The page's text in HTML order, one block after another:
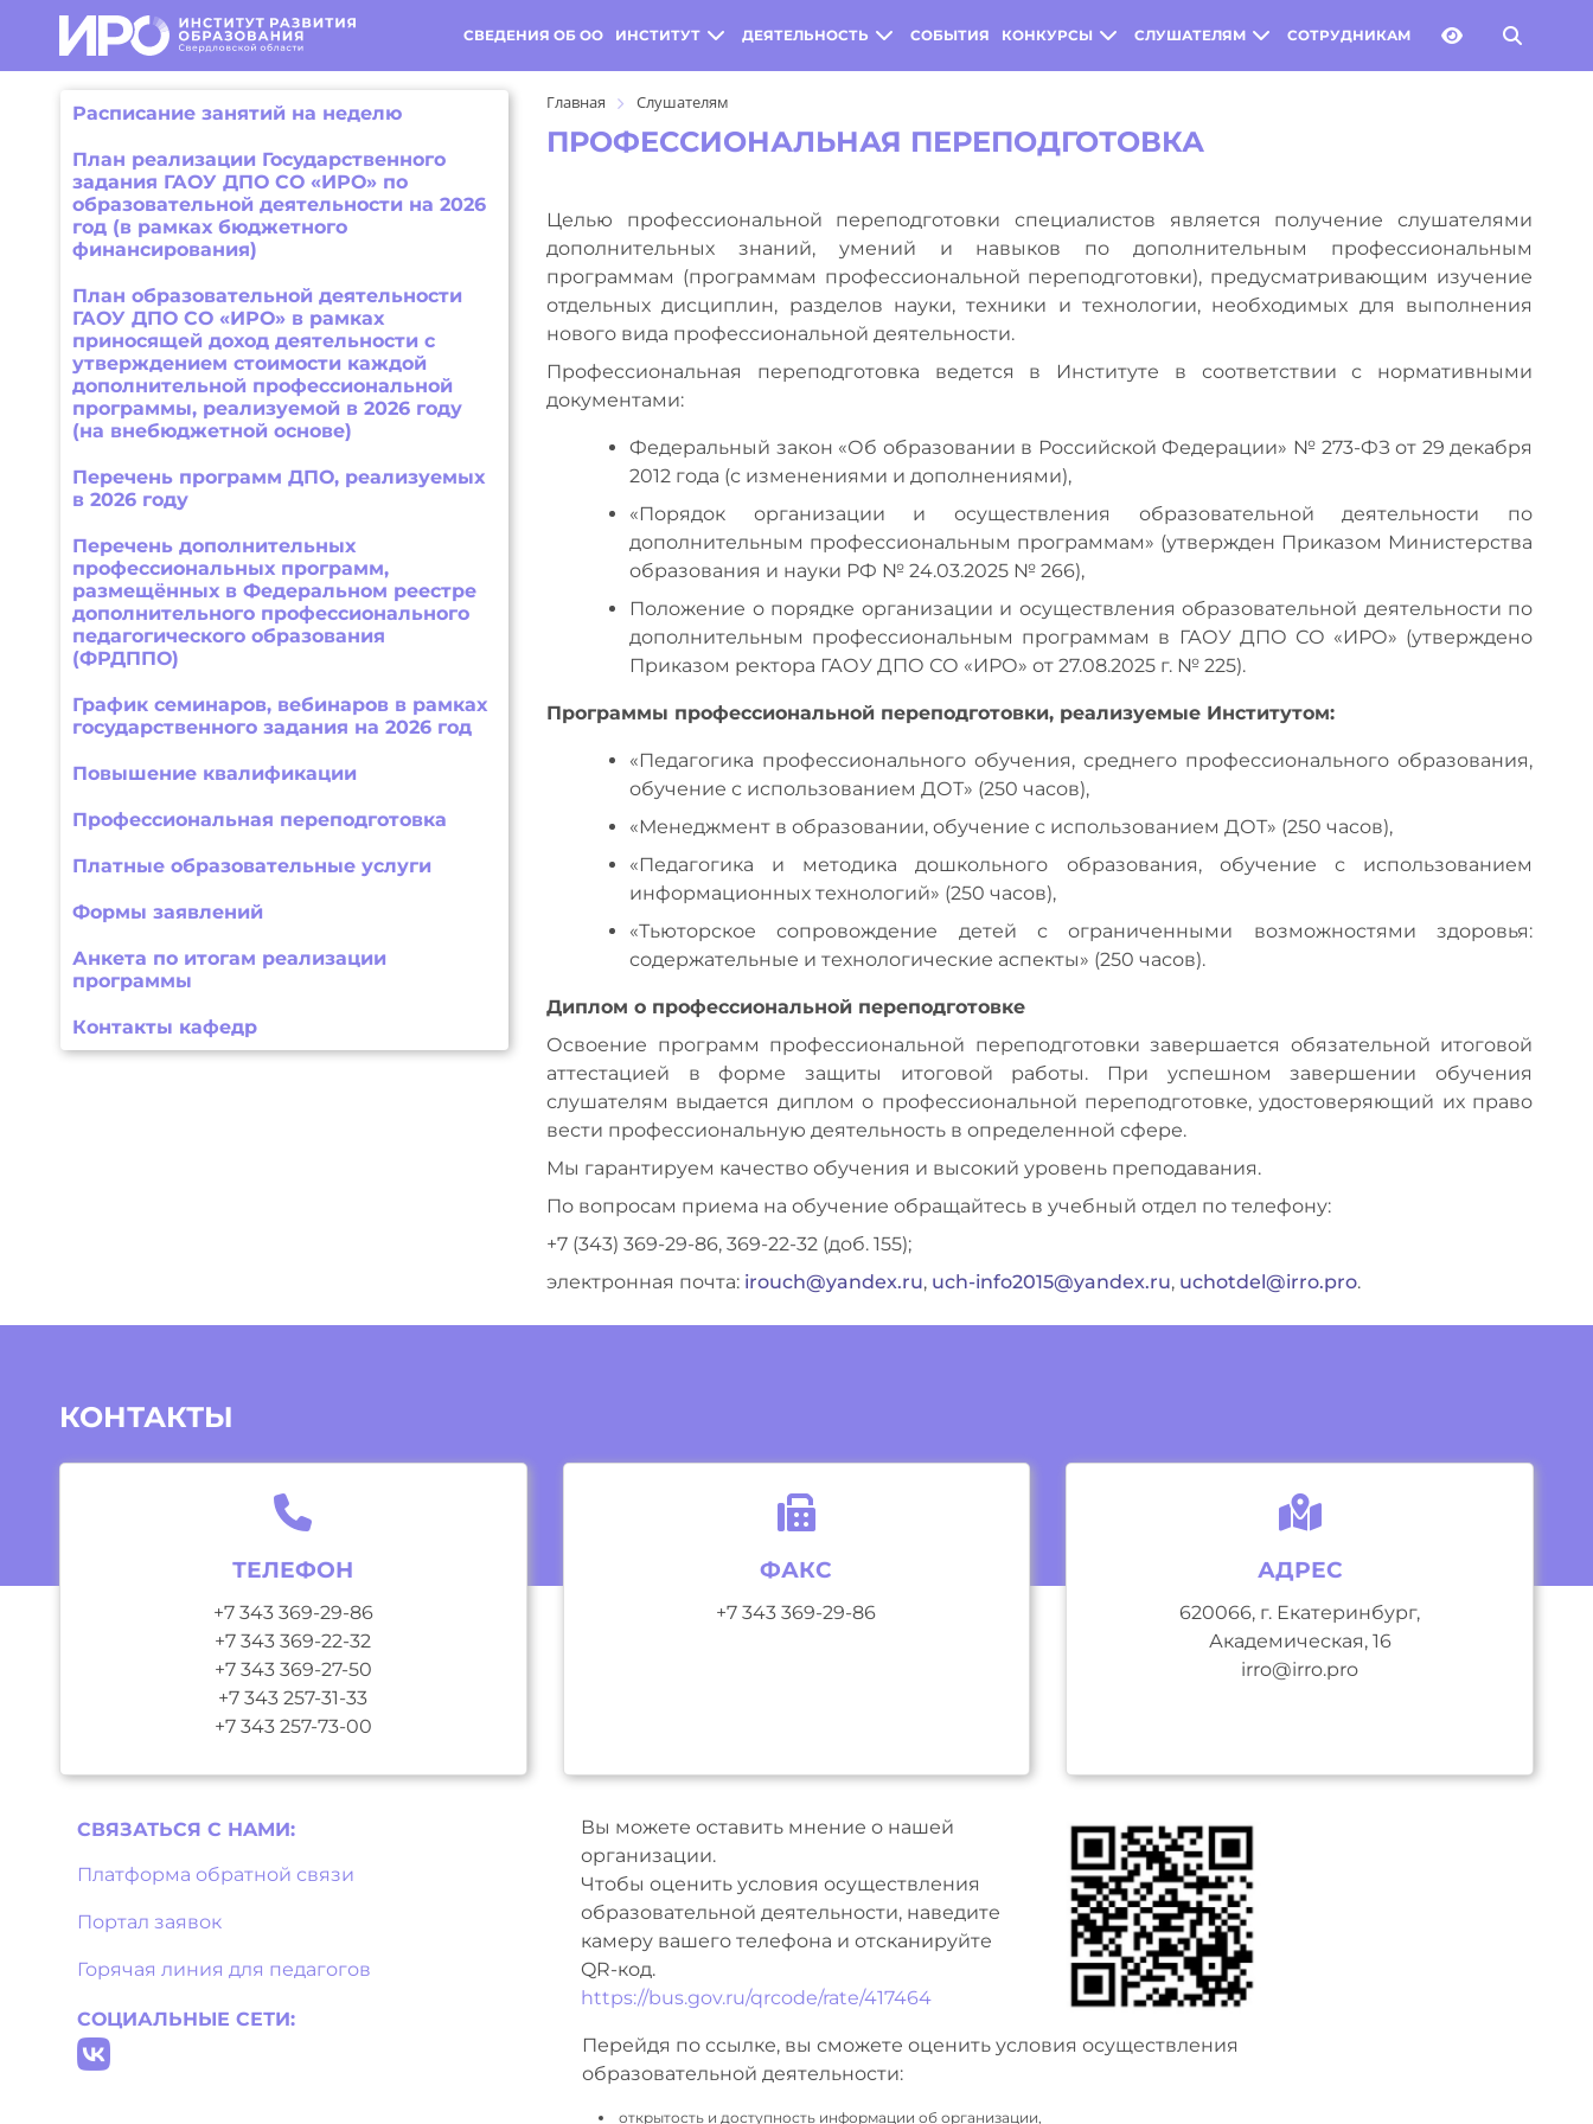
СВЕДЕНИЯ ОБ ОО ИНСТИТУТ ДЕЯТЕЛЬНОСТЬ СОБЫТИЯ КОНКУРСЫ СЛУШАТЕЛЯМ СОТРУДНИКАМ
Расписание занятий на неделю
План реализации Государственного
задания ГАОУ ДПО СО «ИРО» по
образовательной деятельности на 2026
год (в рамках бюджетного
финансирования)
План образовательной деятельности
ГАОУ ДПО СО «ИРО» в рамках
приносящей доход деятельности с
утверждением стоимости каждой
дополнительной профессиональной
программы, реализуемой в 2026 году
(на внебюджетной основе)
Перечень программ ДПО, реализуемых
в 2026 году
Перечень дополнительных
профессиональных программ,
размещённых в Федеральном реестре
дополнительного профессионального
педагогического образования
(ФРДППО)
График семинаров, вебинаров в рамках
государственного задания на 2026 год
Повышение квалификации
Профессиональная переподготовка
Платные образовательные услуги
Формы заявлений
Анкета по итогам реализации
программы
Контакты кафедр
Главная Слушателям
ПРОФЕССИОНАЛЬНАЯ ПЕРЕПОДГОТОВКА
Целью профессиональной переподготовки специалистов является получение слушателями
дополнительных знаний, умений и навыков по дополнительным профессиональным
программам (программам профессиональной переподготовки), предусматривающим изучение
отдельных дисциплин, разделов науки, техники и технологии, необходимых для выполнения
нового вида профессиональной деятельности.
Профессиональная переподготовка ведется в Институте в соответствии с нормативными
документами:
Федеральный закон «Об образовании в Российской Федерации» № 273-ФЗ от 29 декабря
2012 года (с изменениями и дополнениями),
«Порядок организации и осуществления образовательной деятельности по
дополнительным профессиональным программам» (утвержден Приказом Министерства
образования и науки РФ № 24.03.2025 № 266),
Положение о порядке организации и осуществления образовательной деятельности по
дополнительным профессиональным программам в ГАОУ ДПО СО «ИРО» (утверждено
Приказом ректора ГАОУ ДПО СО «ИРО» от 27.08.2025 г. № 225).
Программы профессиональной переподготовки, реализуемые Институтом:
«Педагогика профессионального обучения, среднего профессионального образования,
обучение с использованием ДОТ» (250 часов),
«Менеджмент в образовании, обучение с использованием ДОТ» (250 часов),
«Педагогика и методика дошкольного образования, обучение с использованием
информационных технологий» (250 часов),
«Тьюторское сопровождение детей с ограниченными возможностями здоровья:
содержательные и технологические аспекты» (250 часов).
Диплом о профессиональной переподготовке
Освоение программ профессиональной переподготовки завершается обязательной итоговой
аттестацией в форме защиты итоговой работы. При успешном завершении обучения
слушателям выдается диплом о профессиональной переподготовке, удостоверяющий их право
вести профессиональную деятельность в определенной сфере.
Мы гарантируем качество обучения и высокий уровень преподавания.
По вопросам приема на обучение обращайтесь в учебный отдел по телефону:
+7 (343) 369-29-86, 369-22-32 (доб. 155);
электронная почта: irouch@yandex.ru, uch-info2015@yandex.ru, uchotdel@irro.pro.
КОНТАКТЫ
ТЕЛЕФОН
+7 343 369-29-86
+7 343 369-22-32
+7 343 369-27-50
+7 343 257-31-33
+7 343 257-73-00
ФАКС
+7 343 369-29-86
АДРЕС
620066, г. Екатеринбург,
Академическая, 16
irro@irro.pro
СВЯЗАТЬСЯ С НAМИ:
Платформа обратной связи
Портал заявок
Горячая линия для педагогов
СОЦИАЛЬНЫЕ СЕТИ:
Вы можете оставить мнение о нашей
организации.
Чтобы оценить условия осуществления
образовательной деятельности, наведите
камеру вашего телефона и отсканируйте
QR-код.
https://bus.gov.ru/qrcode/rate/417464
Перейдя по ссылке, вы сможете оценить условия осуществления
образовательной деятельности:
открытость и доступность информации об организации,